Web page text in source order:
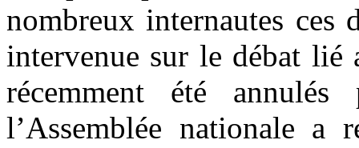
nombreux internautes ces
intervenue sur le débat
récemment été
l’Assemblée nationale